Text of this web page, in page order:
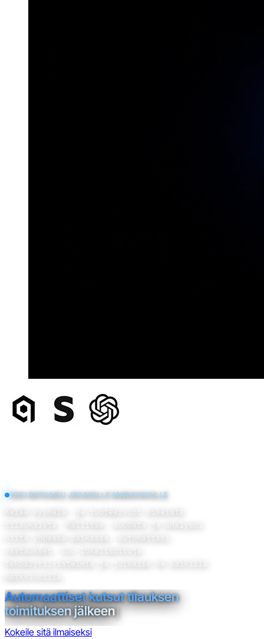
YKSI RATKAISU JOKAISILLE MARKKINOILLE
Kerää myymälä- ja tuotearviot oikeista
tilauksista. Hallitse, suodata ja analysoi
niitä yhdessä paikassa, automatisoi
vastaukset, luo lokalisoituja
tekoälytiivistelmiä ja julkaise ne kaikilla
markkinoilla.
Myym|
Kokeile sitä ilmaiseksi